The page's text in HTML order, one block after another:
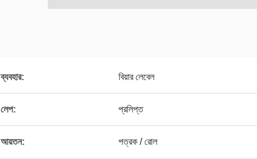
ব্যবহার: বিয়ার লেবেল
লেপ: প্রলিপ্ত
আয়তন: পত্রক / রোল